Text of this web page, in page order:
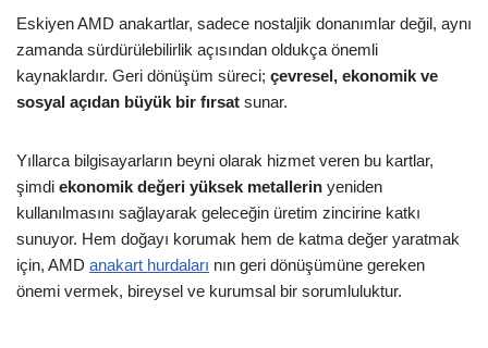
Eskiyen AMD anakartlar, sadece nostaljik donanımlar değil, aynı
zamanda sürdürülebilirlik açısından oldukça önemli
kaynaklardır. Geri dönüşüm süreci; çevresel, ekonomik ve
sosyal açıdan büyük bir fırsat sunar.
Yıllarca bilgisayarların beyni olarak hizmet veren bu kartlar,
şimdi ekonomik değeri yüksek metallerin yeniden
kullanılmasını sağlayarak geleceğin üretim zincirine katkı
sunuyor. Hem doğayı korumak hem de katma değer yaratmak
için, AMD anakart hurdaları nın geri dönüşümüne gereken
önemi vermek, bireysel ve kurumsal bir sorumluluktur.